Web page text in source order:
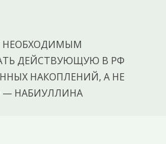
НЕОБХОДИМЫМ
ДЕЙСТВУЮЩУЮ В РФ
НАКОПЛЕНИЙ, А НЕ
— НАБИУЛЛИНА